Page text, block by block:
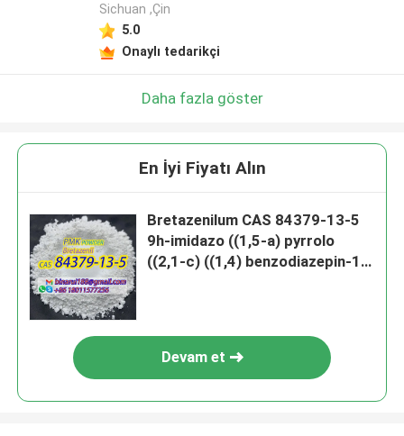
Sichuan ,Çin
5.0
Onaylı tedarikçi
Daha fazla göster
En İyi Fiyatı Alın
Bretazenilum CAS 84379-13-5
9h-imidazo ((1,5-a) pyrrolo
((2,1-c) ((1,4) benzodiazepin-1-
Devam et